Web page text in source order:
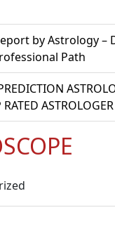
by Astrology –
Path
RATED